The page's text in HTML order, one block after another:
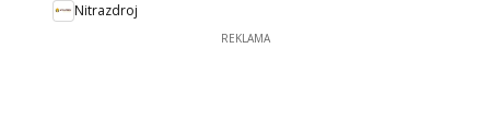
Nitrazdroj
REKLAMA